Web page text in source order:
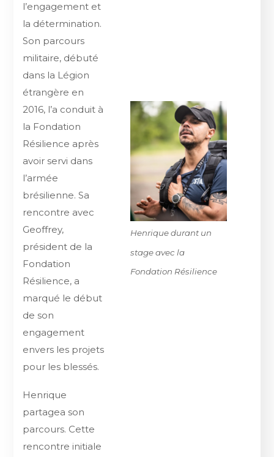
l’engagement et
la détermination.
Son parcours
militaire, débuté
dans la Légion
étrangère en
2016, l’a conduit à
la Fondation
Résilience après
avoir servi dans
l’armée
brésilienne. Sa
rencontre avec
Geoffrey,
président de la
Fondation
Résilience, a
marqué le début
de son
engagement
envers les projets
pour les blessés.
Henrique
partagea son
parcours. Cette
rencontre initiale
Henrique durant un
stage avec la
Fondation Résilience